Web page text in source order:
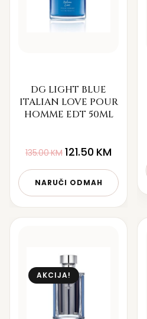
DG LIGHT BLUE
ITALIAN LOVE POUR
HOMME EDT 50ML
135.00KM 121.50 KM
NARUČI ODMAH
AKCIJA!